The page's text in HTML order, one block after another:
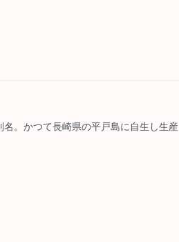
。かつて長崎県の平戸島に自生し生産